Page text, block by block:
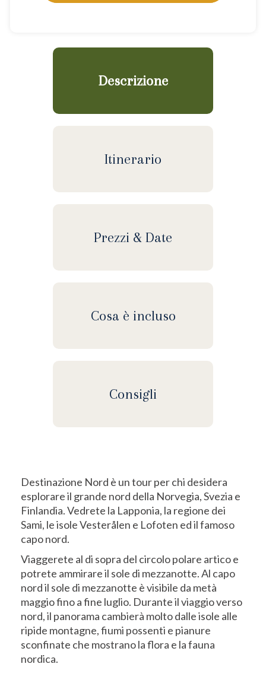
Descrizione
Itinerario
Prezzi & Date
Cosa è incluso
Consigli
Destinazione Nord è un tour per chi desidera
esplorare il grande nord della Norvegia, Svezia e
Finlandia. Vedrete la Lapponia, la regione dei
Sami, le isole Vesterålen e Lofoten ed il famoso
capo nord.
Viaggerete al di sopra del circolo polare artico e
potrete ammirare il sole di mezzanotte. Al capo
nord il sole di mezzanotte è visibile da metà
maggio fino a fine luglio. Durante il viaggio verso
nord, il panorama cambierà molto dalle isole alle
ripide montagne, fiumi possenti e pianure
sconfinate che mostrano la flora e la fauna
nordica.